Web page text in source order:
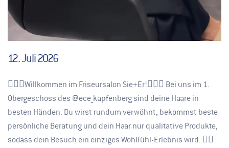
12. Juli 2026
💇🏻‍♀️Willkommen im Friseursalon Sie+Er!💇🏼‍♂️ Bei uns im 1.
Obergeschoss des @ece_kapfenberg sind deine Haare in
besten Händen. Du wirst rundum verwöhnt, bekommst beste
persönliche Beratung und dein Haar nur qualitative Produkte,
sodass dein Besuch ein einziges Wohlfühl-Erlebnis wird. 👉🏽